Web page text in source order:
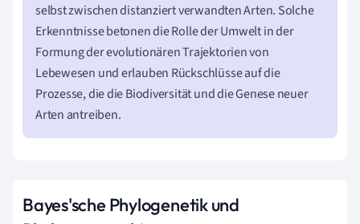
selbst zwischen distanziert verwandten Arten. Solche
Erkenntnisse betonen die Rolle der Umwelt in der
Formung der evolutionären Trajektorien von
Lebewesen und erlauben Rückschlüsse auf die
Prozesse, die die Biodiversität und die Genese neuer
Arten antreiben.
Bayes'sche Phylogenetik und